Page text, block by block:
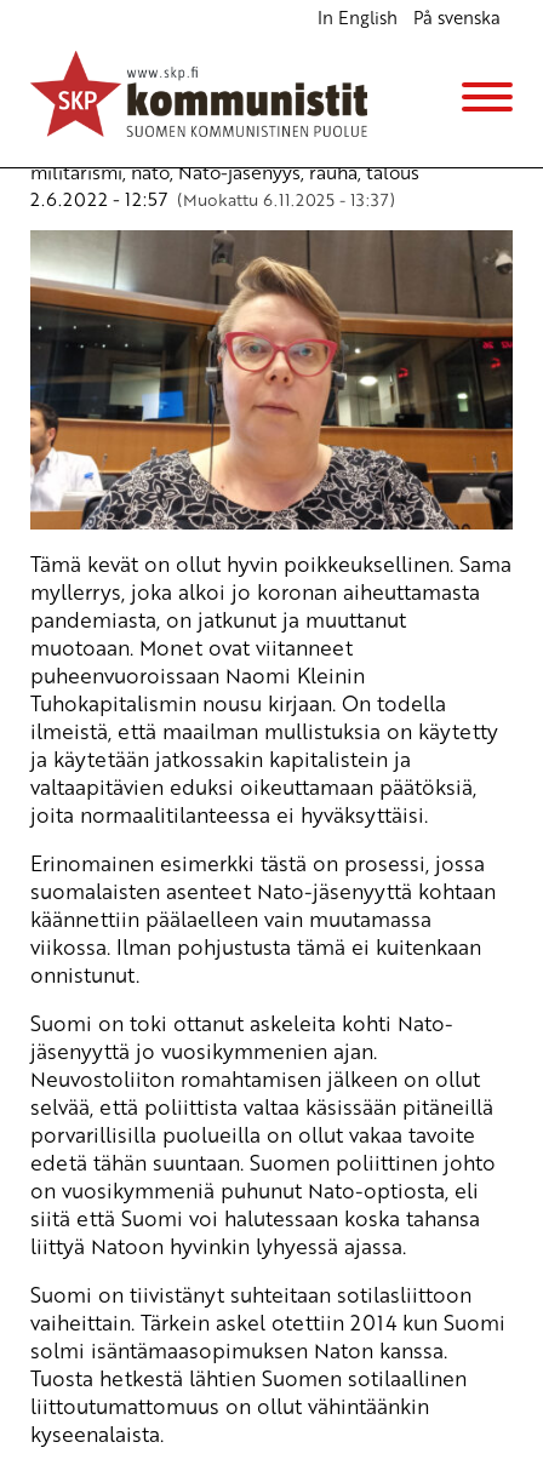
In English På svenska
Tiina Sandbergin puhe 2.6. Euroopan
kommunistien tapaamisessa
Ajankohtaista
Avainsanat:Eurooppa,kommunistiset puolueet
militarismi,nato,Nato-jäsenyys,rauha,talous
2.6.2022 - 12:57 (Muokattu 6.11.2025 - 13:37)
Tämä kevät on ollut hyvin poikkeuksellinen. Sama
myllerrys, joka alkoi jo koronan aiheuttamasta
pandemiasta, on jatkunut ja muuttanut
muotoaan. Monet ovat viitanneet
puheenvuoroissaan Naomi Kleinin
Tuhokapitalismin nousu kirjaan. On todella
ilmeistä, että maailman mullistuksia on käytetty
ja käytetään jatkossakin kapitalistein ja
valtaapitävien eduksi oikeuttamaan päätöksiä,
joita normaalitilanteessa ei hyväksyttäisi.
Erinomainen esimerkki tästä on prosessi, jossa
suomalaisten asenteet Nato-jäsenyyttä kohtaan
käännettiin päälaelleen vain muutamassa
viikossa. Ilman pohjustusta tämä ei kuitenkaan
onnistunut.
Suomi on toki ottanut askeleita kohti Nato-
jäsenyyttä jo vuosikymmenien ajan.
Neuvostoliiton romahtamisen jälkeen on ollut
selvää, että poliittista valtaa käsissään pitäneillä
porvarillisilla puolueilla on ollut vakaa tavoite
edetä tähän suuntaan. Suomen poliittinen johto
on vuosikymmeniä puhunut Nato-optiosta, eli
siitä että Suomi voi halutessaan koska tahansa
liittyä Natoon hyvinkin lyhyessä ajassa.
Suomi on tiivistänyt suhteitaan sotilasliittoon
vaiheittain. Tärkein askel otettiin 2014 kun Suomi
solmi isäntämaasopimuksen Naton kanssa.
Tuosta hetkestä lähtien Suomen sotilaallinen
liittoutumattomuus on ollut vähintäänkin
kyseenalaista.